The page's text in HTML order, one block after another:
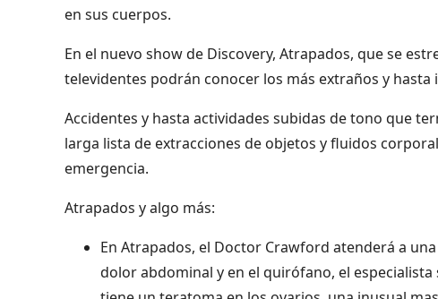
en sus cuerpos.
En el nuevo show de Discovery, Atrapados, que se
televidentes podrán conocer los más extraños y
Accidentes y hasta actividades subidas de tono que
larga lista de extracciones de objetos y fluidos
emergencia.
Atrapados y algo más:
En Atrapados, el Doctor Crawford atenderá a
dolor abdominal y en el quirófano, el